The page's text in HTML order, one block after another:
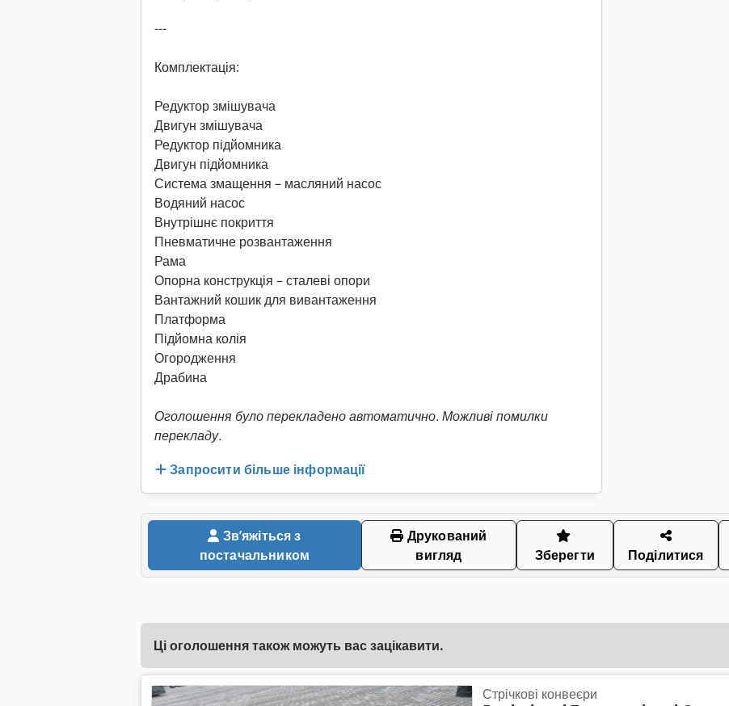
---
Комплектація:
Редуктор змішувача
Двигун змішувача
Редуктор підйомника
Двигун підйомника
Система змащення – масляний насос
Водяний насос
Внутрішнє покриття
Пневматичне розвантаження
Рама
Опорна конструкція – сталеві опори
Вантажний кошик для вивантаження
Платформа
Підйомна колія
Огородження
Драбина
Оголошення було перекладено автоматично. Можливі помилки
перекладу.
Запросити більше інформації
постачальником
Друкований
вигляд
Зберегти Поділитися
Ці оголошення також можуть вас зацікавити.
Стрічкові конвеєри